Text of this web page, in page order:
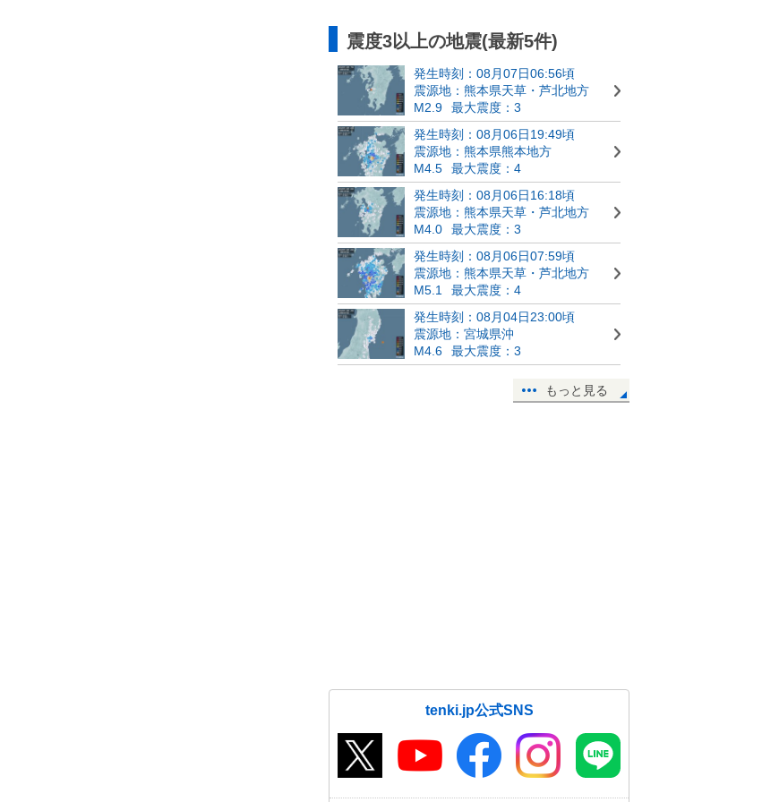
震度3以上の地震(最新5件)
発生時刻：08月07日06:56頃
震源地：熊本県天草・芦北地方
M2.9
最大震度：3
発生時刻：08月06日19:49頃
震源地：熊本県熊本地方
M4.5
最大震度：4
発生時刻：08月06日16:18頃
震源地：熊本県天草・芦北地方
M4.0
最大震度：3
発生時刻：08月06日07:59頃
震源地：熊本県天草・芦北地方
M5.1
最大震度：4
発生時刻：08月04日23:00頃
震源地：宮城県沖
M4.6
最大震度：3
もっと見る
tenki.jp公式SNS